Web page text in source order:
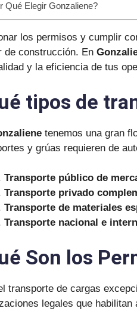
Qué Elegir Gonzaliene?
los permisos y cumplir
de construcción. En
y la eficiencia de tus
tipos de
tenemos una gran
y grúas requieren de
Transporte público de
Transporte privado
Transporte de materiales
Transporte nacional e
Son los
transporte de cargas
legales que